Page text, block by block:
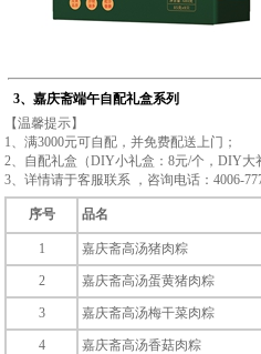
3、嘉庆斋端午自配礼盒系列
【温馨提示】
1、满3000元可自配，并免费配送上门；
2、自配礼盒（DIY小礼盒：8元/个，DIY大
3、详情请于客服联系 ，咨询电话：4006-
序号 品名
1 嘉庆斋高汤猪肉粽
2 嘉庆斋高汤蛋黄猪肉粽
3 嘉庆斋高汤梅干菜肉粽
4 嘉庆斋高汤香菇肉粽